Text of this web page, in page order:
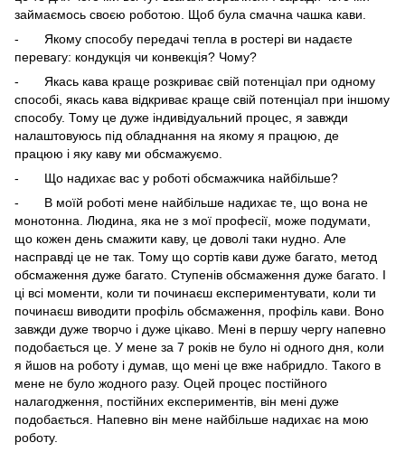
займаємось своєю роботою. Щоб була смачна чашка кави.
- Якому способу передачі тепла в ростері ви надаєте
перевагу: кондукція чи конвекція? Чому?
- Якась кава краще розкриває свій потенціал при одному
способі, якась кава відкриває краще свій потенціал при іншому
способу. Тому це дуже індивідуальний процес, я завжди
налаштовуюсь під обладнання на якому я працюю, де
працюю і яку каву ми обсмажуємо.
- Що надихає вас у роботі обсмажчика найбільше?
- В моїй роботі мене найбільше надихає те, що вона не
монотонна. Людина, яка не з мої професії, може подумати,
що кожен день смажити каву, це доволі таки нудно. Але
насправді це не так. Тому що сортів кави дуже багато, метод
обсмаження дуже багато. Ступенів обсмаження дуже багато. І
ці всі моменти, коли ти починаєш експериментувати, коли ти
починаєш виводити профіль обсмаження, профіль кави. Воно
завжди дуже творчо і дуже цікаво. Мені в першу чергу напевно
подобається це. У мене за 7 років не було ні одного дня, коли
я йшов на роботу і думав, що мені це вже набридло. Такого в
мене не було жодного разу. Оцей процес постійного
налагодження, постійних експериментів, він мені дуже
подобається. Напевно він мене найбільше надихає на мою
роботу.